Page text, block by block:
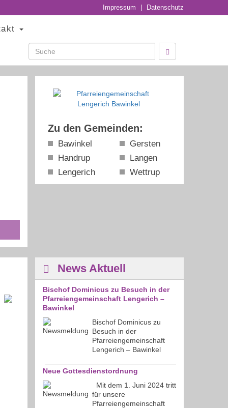
Impressum Datenschutz
Zu den Gemeinden:
Bawinkel
Gersten
Handrup
Langen
Lengerich
Wettrup
News Aktuell
Bischof Dominicus zu Besuch in der
Pfarreiengemeinschaft Lengerich –
Bawinkel
Bischof Dominicus zu
Besuch in der
Pfarreiengemeinschaft
Lengerich – Bawinkel
Neue Gottesdienstordnung
Mit dem 1. Juni 2024 tritt
für unsere
Pfarreiengemeinschaft